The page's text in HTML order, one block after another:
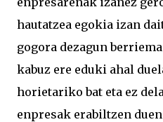
hautatzea egokia izan
gogora dezagun
kabuz ere eduki ahal
horietariko bat eta ez
enpresak erabiltzen